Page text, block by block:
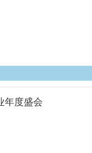
年度盛会